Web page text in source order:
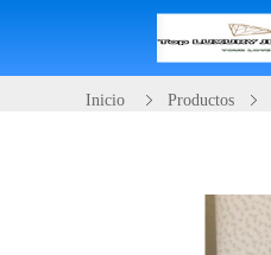
Inicio Productos